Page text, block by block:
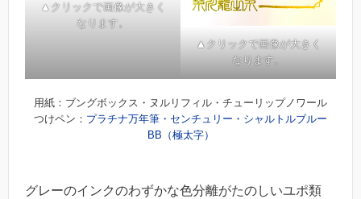
▲クリックで画像が大きく
なります。
▲クリックで画像が大きく
なります。
用紙：ブングボックス・ヌルリフィル・チューリップノワール
つけペン： プラチナ万年筆・センチュリー・シャルトルブルー
BB（極太字）
グレーのインクのわずかな色分離がたのしいユポ類